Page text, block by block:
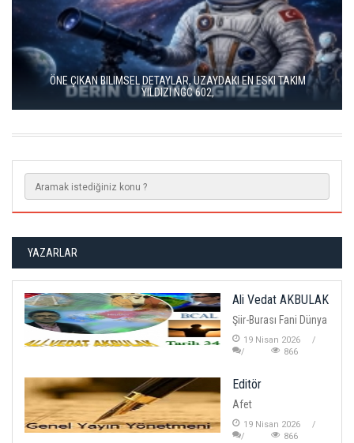
UZAY VE EVREN'IN BÜYÜKLÜĞÜ
YAZARLAR
Ali Vedat AKBULAK
Şiir-Burası Fani Dünya
19 Nisan 2026
866
Editör
Afet
19 Nisan 2026
866